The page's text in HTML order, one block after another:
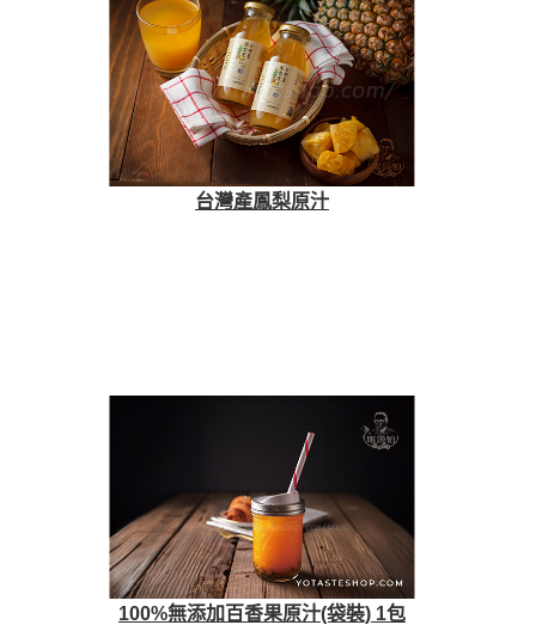
台灣產鳳梨原汁
100%無添加百香果原汁(袋裝) 1包